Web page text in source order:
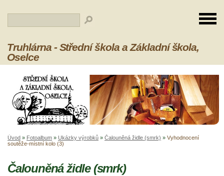
Truhlárna - Střední škola a Základní škola,
Oselce
Úvod » Fotoalbum » Ukázky výrobků » Čalouněná židle (smrk) » Vyhodnocení
soutěže-místní kolo (3)
Čalouněná židle (smrk)